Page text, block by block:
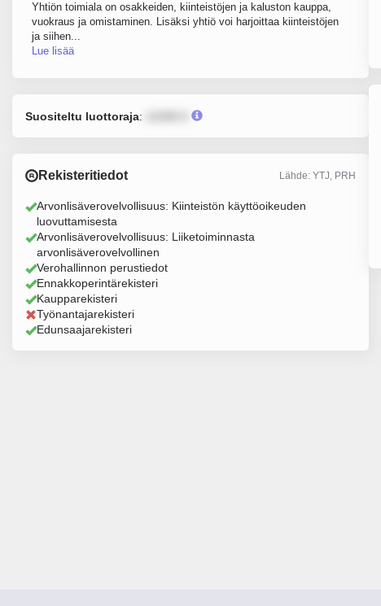
Yhtiön toimiala on osakkeiden, kiinteistöjen ja kaluston kauppa,
vuokraus ja omistaminen. Lisäksi yhtiö voi harjoittaa kiinteistöjen
ja siihen...
Lue lisää
Suositeltu luottoraja:
Rekisteritiedot Lähde: YTJ, PRH
Arvonlisäverovelvollisuus: Kiinteistön käyttöoikeuden
luovuttamisesta
Arvonlisäverovelvollisuus: Liiketoiminnasta
arvonlisäverovelvollinen
Verohallinnon perustiedot
Ennakkoperintärekisteri
Kaupparekisteri
Työnantajarekisteri
Edunsaajarekisteri